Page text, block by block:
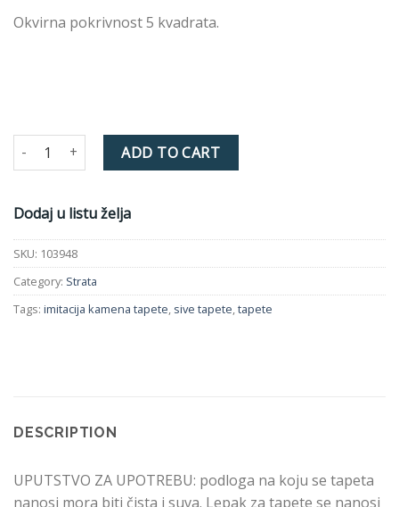
Okvirna pokrivnost 5 kvadrata.
Tapeta STRATA 103948 quantity
ADD TO CART
Dodaj u listu želja
SKU: 103948
Category: Strata
Tags: imitacija kamena tapete, sive tapete,tapete
DESCRIPTION
UPUTSTVO ZA UPOTREBU: podloga na koju se tapeta
nanosi mora biti čista i suva. Lepak za tapete se nanosi